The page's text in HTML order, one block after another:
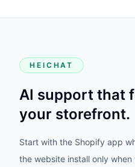
HEICHAT
AI support that
your storefront.
Start with the Shopify app
the website install only